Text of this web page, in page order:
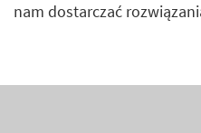
nam dostarczać